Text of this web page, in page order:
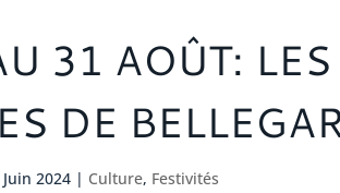
31 AOÛT:
DE
2024 | Culture, Festivités